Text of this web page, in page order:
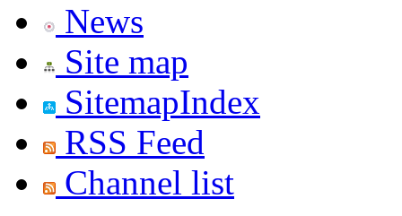
News
Site map
SitemapIndex
RSS Feed
Channel list